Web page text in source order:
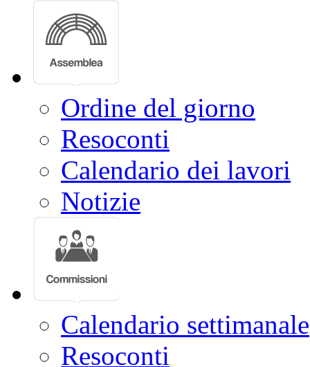
Ordine del giorno
Resoconti
Calendario dei lavori
Notizie
Calendario settimanale
Resoconti